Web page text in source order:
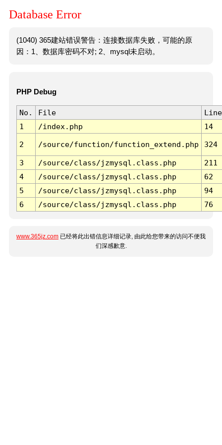
Database Error
(1040) 365建站错误警告：连接数据库失败，可能的原
因：1、数据库密码不对; 2、mysql未启动。
PHP Debug
No. File
Line
1
/index.php 14
2 /source/function/function_extend.php 324
3 /source/class/jzmysql.class.php
211
4
/source/class/jzmysql.class.php
62
5
/source/class/jzmysql.class.php
94
6
/source/class/jzmysql.class.php 76
www.365jz.com 已经将此出错信息详细记录, 由此给您带来的访问不便我
们深感歉意.